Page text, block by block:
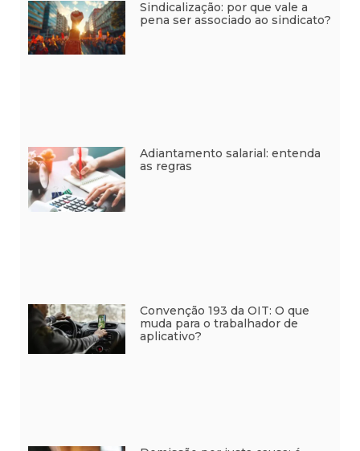
Sindicalização: por que vale a
pena ser associado ao sindicato?
Adiantamento salarial: entenda
as regras
Convenção 193 da OIT: O que
muda para o trabalhador de
aplicativo?